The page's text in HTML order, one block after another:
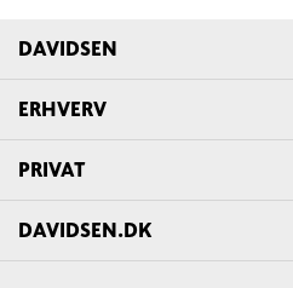
DAVIDSEN
ERHVERV
PRIVAT
DAVIDSEN.DK